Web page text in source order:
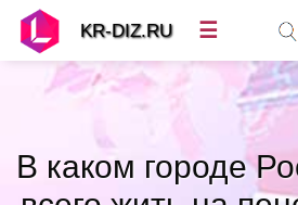
В каком городе
KR-DIZ.RU ☰
Топ новостей »